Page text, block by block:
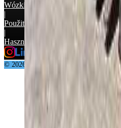
Wózki widłowe używane
|
Použité vysokozdvižné vozíky
|
Használt targonca
© 2026 Supralift GmbH & Co. KG